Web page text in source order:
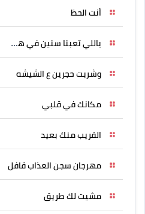
أنت الحظ
ياللي تعبنا سنين في هواه
وشربت حجرين ع الشيشه
مكانك في قلبي
القريب منك بعيد
مهرجان سجن العذاب قافل
مشيت لك طريق